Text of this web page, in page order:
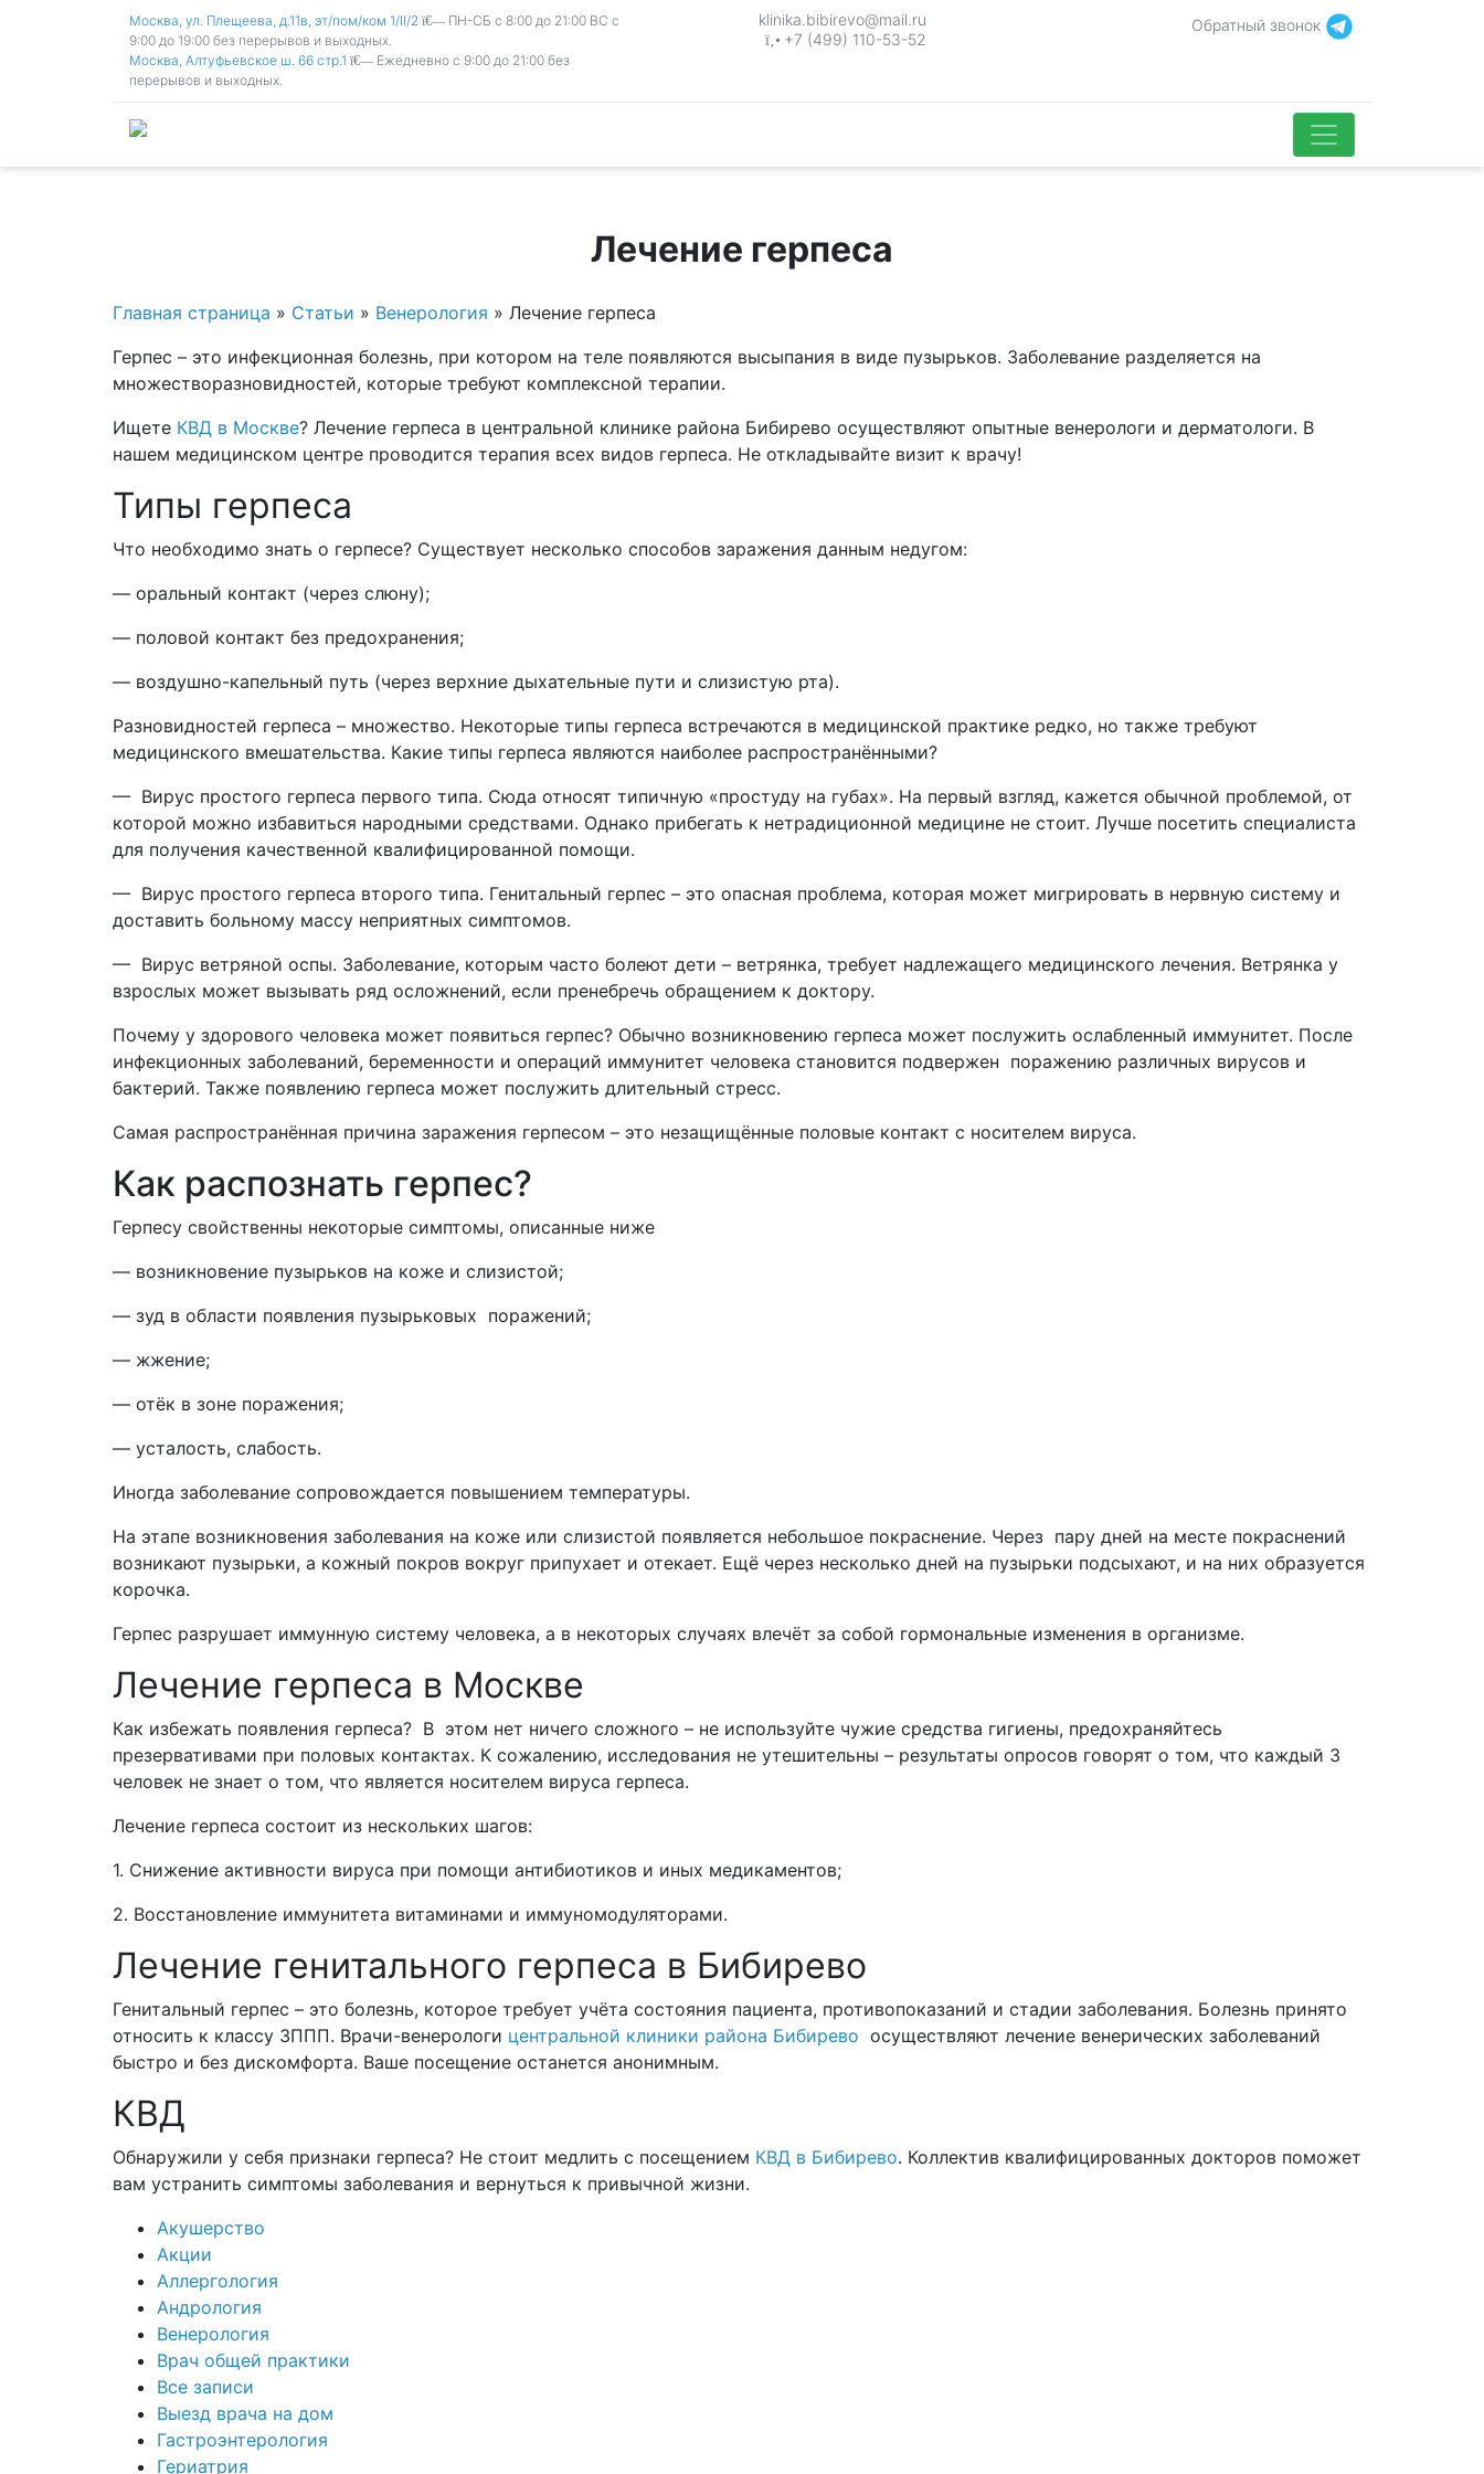
Москва, ул. Плещеева, д.11в, эт/пом/ком 1/II/2
ПН-СБ с 8:00 до 21:00 ВС с
9:00 до 19:00 без перерывов и выходных.
Москва, Алтуфьевское ш. 66 стр.1
Ежедневно с 9:00 до 21:00 без
перерывов и выходных.
klinika.bibirevo@mail.ru
+7 (499) 110-53-52
Обратный звонок
Лечение герпеса
Главная страница » Статьи » Венерология » Лечение герпеса
Герпес – это инфекционная болезнь, при котором на теле появляются высыпания в виде пузырьков. Заболевание разделяется на
множестворазновидностей, которые требуют комплексной терапии.
Ищете КВД в Москве? Лечение герпеса в центральной клинике района Бибирево осуществляют опытные венерологи и дерматологи. В
нашем медицинском центре проводится терапия всех видов герпеса. Не откладывайте визит к врачу!
Типы герпеса
Что необходимо знать о герпесе? Существует несколько способов заражения данным недугом:
— оральный контакт (через слюну);
— половой контакт без предохранения;
— воздушно-капельный путь (через верхние дыхательные пути и слизистую рта).
Разновидностей герпеса – множество. Некоторые типы герпеса встречаются в медицинской практике редко, но также требуют
медицинского вмешательства. Какие типы герпеса являются наиболее распространёнными?
— Вирус простого герпеса первого типа. Сюда относят типичную «простуду на губах». На первый взгляд, кажется обычной проблемой, от
которой можно избавиться народными средствами. Однако прибегать к нетрадиционной медицине не стоит. Лучше посетить специалиста
для получения качественной квалифицированной помощи.
— Вирус простого герпеса второго типа. Генитальный герпес – это опасная проблема, которая может мигрировать в нервную систему и
доставить больному массу неприятных симптомов.
— Вирус ветряной оспы. Заболевание, которым часто болеют дети – ветрянка, требует надлежащего медицинского лечения. Ветрянка у
взрослых может вызывать ряд осложнений, если пренебречь обращением к доктору.
Почему у здорового человека может появиться герпес? Обычно возникновению герпеса может послужить ослабленный иммунитет. После
инфекционных заболеваний, беременности и операций иммунитет человека становится подвержен поражению различных вирусов и
бактерий. Также появлению герпеса может послужить длительный стресс.
Самая распространённая причина заражения герпесом – это незащищённые половые контакт с носителем вируса.
Как распознать герпес?
Герпесу свойственны некоторые симптомы, описанные ниже
— возникновение пузырьков на коже и слизистой;
— зуд в области появления пузырьковых поражений;
— жжение;
— отёк в зоне поражения;
— усталость, слабость.
Иногда заболевание сопровождается повышением температуры.
На этапе возникновения заболевания на коже или слизистой появляется небольшое покраснение. Через пару дней на месте покраснений
возникают пузырьки, а кожный покров вокруг припухает и отекает. Ещё через несколько дней на пузырьки подсыхают, и на них образуется
корочка.
Герпес разрушает иммунную систему человека, а в некоторых случаях влечёт за собой гормональные изменения в организме.
Лечение герпеса в Москве
Как избежать появления герпеса? В этом нет ничего сложного – не используйте чужие средства гигиены, предохраняйтесь
презервативами при половых контактах. К сожалению, исследования не утешительны – результаты опросов говорят о том, что каждый 3
человек не знает о том, что является носителем вируса герпеса.
Лечение герпеса состоит из нескольких шагов:
1. Снижение активности вируса при помощи антибиотиков и иных медикаментов;
2. Восстановление иммунитета витаминами и иммуномодуляторами.
Лечение генитального герпеса в Бибирево
Генитальный герпес – это болезнь, которое требует учёта состояния пациента, противопоказаний и стадии заболевания. Болезнь принято
относить к классу ЗППП. Врачи-венерологи центральной клиники района Бибирево осуществляют лечение венерических заболеваний
быстро и без дискомфорта. Ваше посещение останется анонимным.
КВД
Обнаружили у себя признаки герпеса? Не стоит медлить с посещением КВД в Бибирево. Коллектив квалифицированных докторов поможет
вам устранить симптомы заболевания и вернуться к привычной жизни.
Акушерство
Акции
Аллергология
Андрология
Венерология
Врач общей практики
Все записи
Выезд врача на дом
Гастроэнтерология
Гериатрия